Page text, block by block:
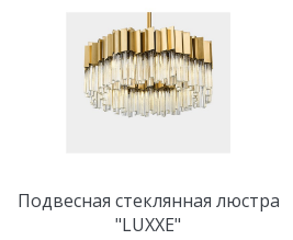
Подвесная стеклянная люстра
"LUXXE"